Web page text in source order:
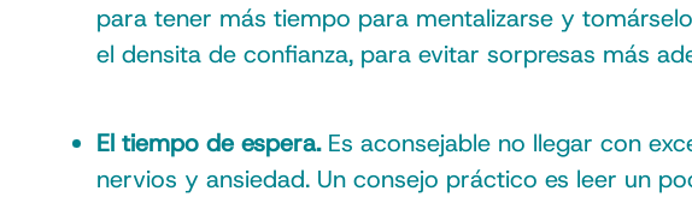
para tener más tiempo para mentalizarse y
el densita de confianza, para evitar sorpresas más
El tiempo de espera. Es aconsejable no llegar con
nervios y ansiedad. Un consejo práctico es leer un